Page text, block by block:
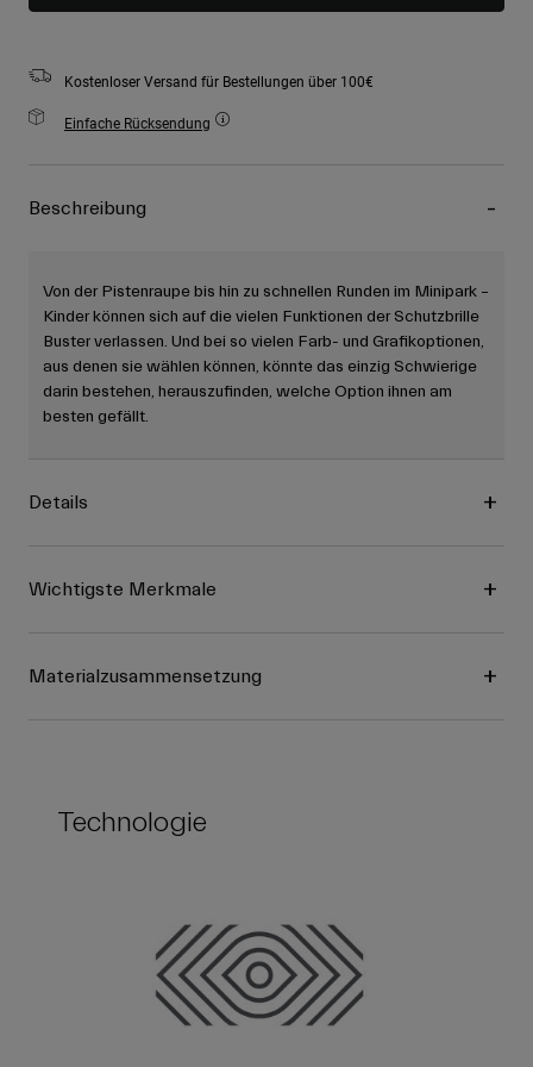
Kostenloser Versand für Bestellungen über 100€
Einfache Rücksendung
Beschreibung
Von der Pistenraupe bis hin zu schnellen Runden im Minipark –
Kinder können sich auf die vielen Funktionen der Schutzbrille
Buster verlassen. Und bei so vielen Farb- und Grafikoptionen,
aus denen sie wählen können, könnte das einzig Schwierige
darin bestehen, herauszufinden, welche Option ihnen am
besten gefällt.
Details
Wichtigste Merkmale
Materialzusammensetzung
Technologie